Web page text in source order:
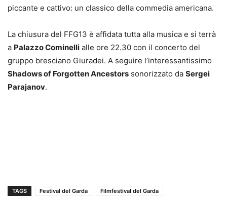
piccante e cattivo: un classico della commedia americana.
La chiusura del FFG13 è affidata tutta alla musica e si terrà
a Palazzo Cominelli alle ore 22.30 con il concerto del
gruppo bresciano Giuradei. A seguire l’interessantissimo
Shadows of Forgotten Ancestors sonorizzato da Sergei
Parajanov.
TAGS Festival del Garda Filmfestival del Garda